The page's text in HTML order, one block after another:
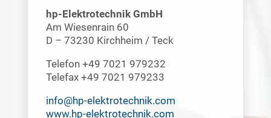
hp-Elektrotechnik GmbH
Am Wiesenrain 60
D – 73230 Kirchheim / Teck
Telefon +49 7021 979232
Telefax +49 7021 979233
info@hp-elektrotechnik.com
www.hp-elektrotechnik.com